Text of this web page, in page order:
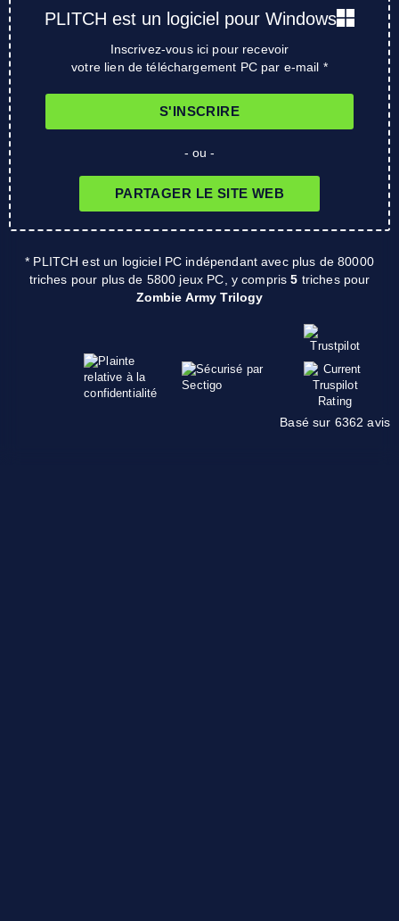
PLITCH est un logiciel pour Windows
Inscrivez-vous ici pour recevoir
votre lien de téléchargement PC par e-mail *
S'INSCRIRE
- ou -
PARTAGER LE SITE WEB
* PLITCH est un logiciel PC indépendant avec plus de 80000
triches pour plus de 5800 jeux PC, y compris5 triches pour
Zombie Army Trilogy
Basé sur 6362 avis